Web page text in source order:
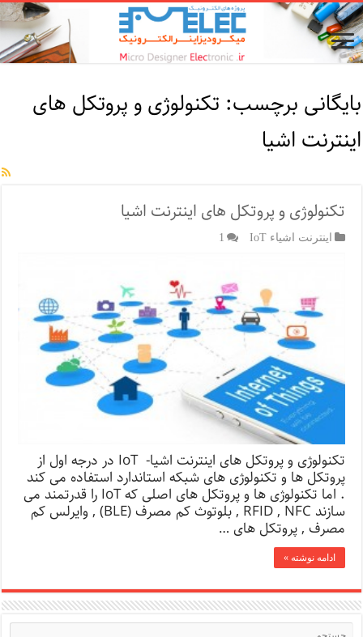
بایگانی برچسب: تکنولوژی و پروتکل های
اینترنت اشیا
تکنولوژی و پروتکل های اینترنت اشیا
اینترنت اشیاء IoT 1
تکنولوژی و پروتکل های اینترنت اشیا- IoT در درجه اول از
پروتکل ها و تکنولوژی های شبکه استاندارد استفاده می کند
. اما تکنولوژی ها و پروتکل های اصلی که IoT را قدرتمند می
سازند RFID , NFC , بلوتوث کم مصرف (BLE) , وایرلس کم
مصرف , پروتکل های …
ادامه نوشته »